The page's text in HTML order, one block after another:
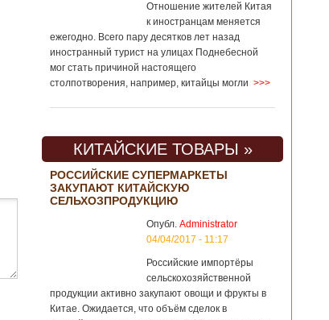
Отношение жителей Китая
к иностранцам меняется
ежегодно. Всего пару десятков лет назад
иностранный турист на улицах Поднебесной
мог стать причиной настоящего
столпотворения, например, китайцы могли >>>
КИТАЙСКИЕ ТОВАРЫ »
РОССИЙСКИЕ СУПЕРМАРКЕТЫ
ЗАКУПАЮТ КИТАЙСКУЮ
СЕЛЬХОЗПРОДУКЦИЮ
Опубл. Administrator
04/04/2017 - 11:17
Российские импортёры
сельскохозяйственной
продукции активно закупают овощи и фрукты в
Китае. Ожидается, что объём сделок в